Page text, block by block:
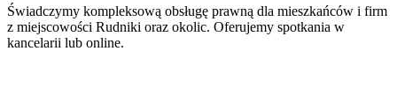
Świadczymy kompleksową obsługę prawną dla mieszkańców i firm
z miejscowości Rudniki oraz okolic. Oferujemy spotkania w
kancelarii lub online.